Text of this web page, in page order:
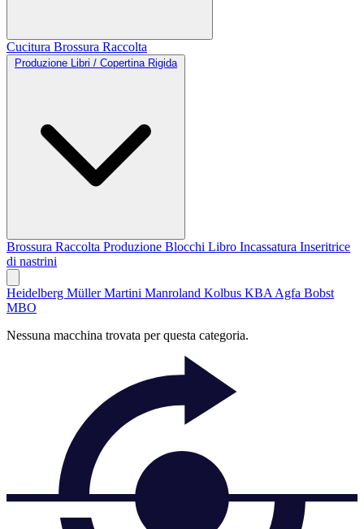
Cucitura Brossura Raccolta
Produzione Libri / Copertina Rigida
Brossura Raccolta Produzione Blocchi Libro Incassatura Inseritrice
di nastrini
Heidelberg Müller Martini Manroland Kolbus KBA Agfa Bobst
MBO
Nessuna macchina trovata per questa categoria.